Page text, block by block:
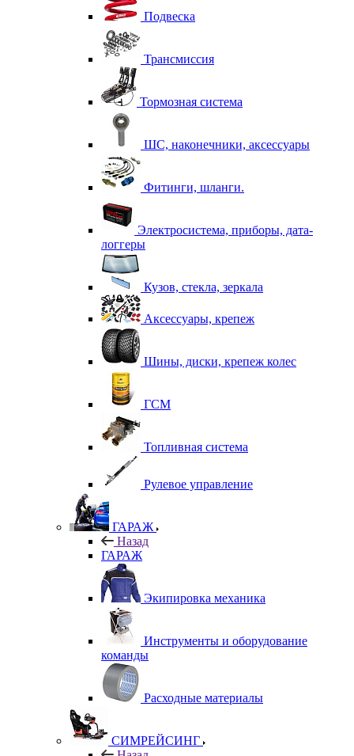
Подвеска
Трансмиссия
Тормозная система
ШС, наконечники, аксессуары
Фитинги, шланги.
Электросистема, приборы, дата-
логгеры
Кузов, стекла, зеркала
Аксессуары, крепеж
Шины, диски, крепеж колес
ГСМ
Топливная система
Рулевое управление
ГАРАЖ
Назад
ГАРАЖ
Экипировка механика
Инструменты и оборудование
команды
Расходные материалы
СИМРЕЙСИНГ